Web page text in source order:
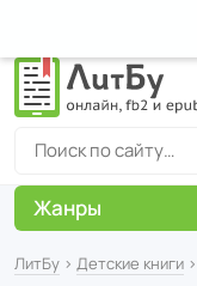
ЛитБу › Детские книги
Жанры